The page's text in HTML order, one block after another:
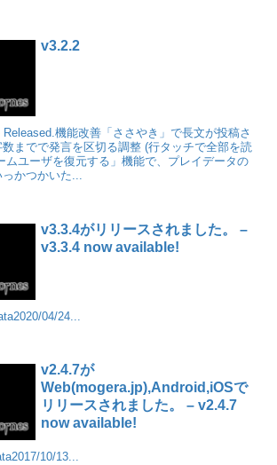
v3.2.2
機能改善「ささやき」で長文が投稿さ
までで発言を区切る調整 (行タッチで全部を読
ムユーザを復元する」機能で、プレイデータの
かつかいた...
v3.3.4がリリースされました。 –
v3.3.4 now available!
04/24...
v2.4.7が
Web(mogera.jp),Android,iOSで
リリースされました。 – v2.4.7
now available!
10/13...